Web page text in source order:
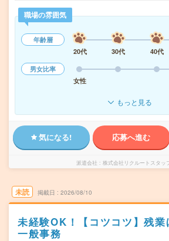
職場の雰囲気
年齢層
20代
30代 40代
男女比率
女性
もっと見る
気になる! 応募へ進む
派遣会社 株式会社リクルートスタッ
未読 掲載日 2026/08/10
未経験OK！【コツコツ】残
一般事務